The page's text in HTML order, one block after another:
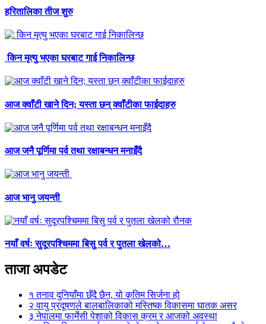
हरितालिका तीज शुरु
किन मृत्यु भएका घरबाट गाई निकालिन्छ
आज क्वाँटी खाने दिन; यस्ता छन् क्वाँटीका फाईदाहरु
आज जनै पूर्णिमा पर्व तथा रक्षाबन्धन मनाइँदै
आज भानु जयन्ती
नयाँ वर्षः सुदूरपश्चिममा बिसु पर्व र पुतला खेलको…
ताजा अपडेट
१ तनाव दुनियाँमा छँदै छैन, यो कृतिम सिर्जना हो
२ वायु प्रदूषणले बालबालिकाको मस्तिष्क विकासमा घातक असर
३ नेपालमा फार्मेसी पेशाको विकास क्रम र आजको अवस्था